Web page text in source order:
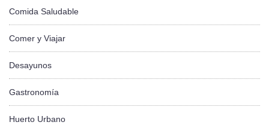
Comida Saludable
Comer y Viajar
Desayunos
Gastronomía
Huerto Urbano